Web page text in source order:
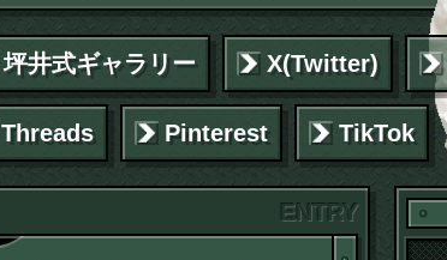
坪井式ギャラリー X(Twitter)
Threads Pinterest TikTok